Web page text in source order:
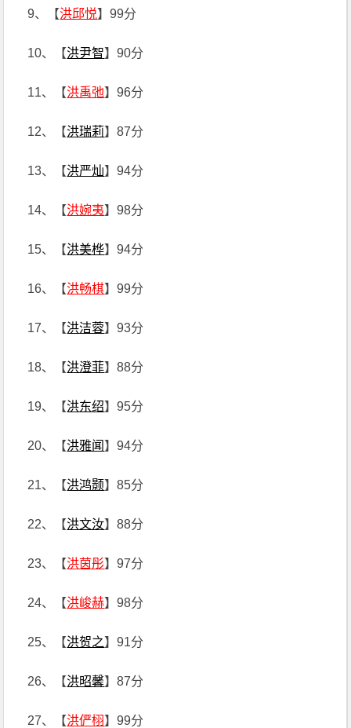
9、【洪邱悦】99分
10、【洪尹智】90分
11、【洪禹弛】96分
12、【洪瑞莉】87分
13、【洪严灿】94分
14、【洪婉夷】98分
15、【洪美桦】94分
16、【洪畅棋】99分
17、【洪洁蓉】93分
18、【洪澄菲】88分
19、【洪东绍】95分
20、【洪雅闻 】94分
21、【洪鸿颢】85分
22、【洪文汝】88分
23、【洪茵彤】97分
24、【洪峻赫】98分
25、【洪贺之】91分
26、【洪昭馨】87分
27、【洪俨栩】99分